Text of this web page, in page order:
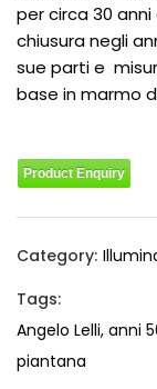
per circa 30
chiusura negli
sue parti e
base in marmo
Product Enquiry
Category:
Tags:
Angelo Lelli, anni
piantana